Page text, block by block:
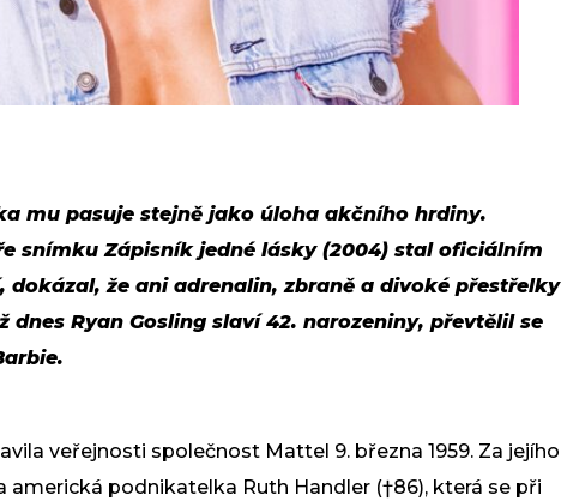
mu pasuje stejně jako úloha akčního hrdiny.
snímku Zápisník jedné lásky (2004) stal oficiálním
dokázal, že ani adrenalin, zbraně a divoké přestřelky
dnes Ryan Gosling slaví 42. narozeniny, převtělil se
veřejnosti společnost Mattel 9. března 1959. Za jejího
americká podnikatelka Ruth Handler (†86), která se při